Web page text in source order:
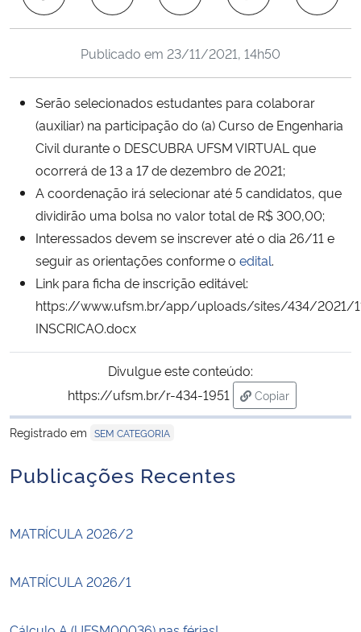
Ministério do Meio Ambiente
Ministério do Turismo
Ministério do Desenvolvimento Regional
Controladoria-Geral da União
Secretaria de Governo
Gabinete de Segurança Institucional
Advocacia-Geral da União
Banco Central do Brasil
Planalto
Publicado em 23/11/2021, 14h50
Serão selecionados estudantes para colaborar
(auxiliar) na participação do (a) Curso de Engenharia
Civil durante o DESCUBRA UFSM VIRTUAL que
ocorrerá de 13 a 17 de dezembro de 2021;
A coordenação irá selecionar até 5 candidatos, que
dividirão uma bolsa no valor total de R$ 300,00;
Interessados devem se inscrever até o dia 26/11 e
seguir as orientações conforme o edital.
Link para ficha de inscrição editável:
https://www.ufsm.br/app/uploads/sites/434/2021/
INSCRICAO.docx
Divulgue este conteúdo:
https://ufsm.br/r-434-1951
Copiar
para área de
Registrado em SEM CATEGORIA
Publicações Recentes
MATRÍCULA 2026/2
MATRÍCULA 2026/1